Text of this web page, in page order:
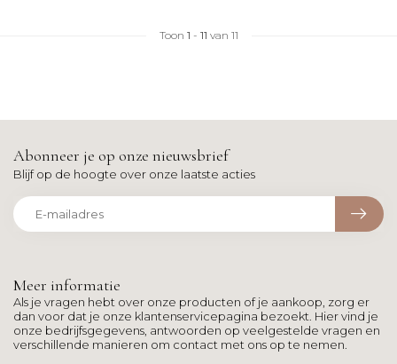
Toon 1 - 11 van 11
Meer informatie
Als je vragen hebt over onze producten of je aankoop, zorg er
dan voor dat je onze klantenservicepagina bezoekt. Hier vind je
onze bedrijfsgegevens, antwoorden op veelgestelde vragen en
verschillende manieren om contact met ons op te nemen.
Abonneer je op onze nieuwsbrief
Blijf op de hoogte over onze laatste acties